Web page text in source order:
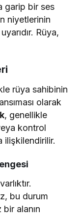
garip bir ses
niyetlerinin
Rüya,
rüya sahibinin
olarak
, genellikle
kontrol
ilişkilendirilir.
bu durum
alanın